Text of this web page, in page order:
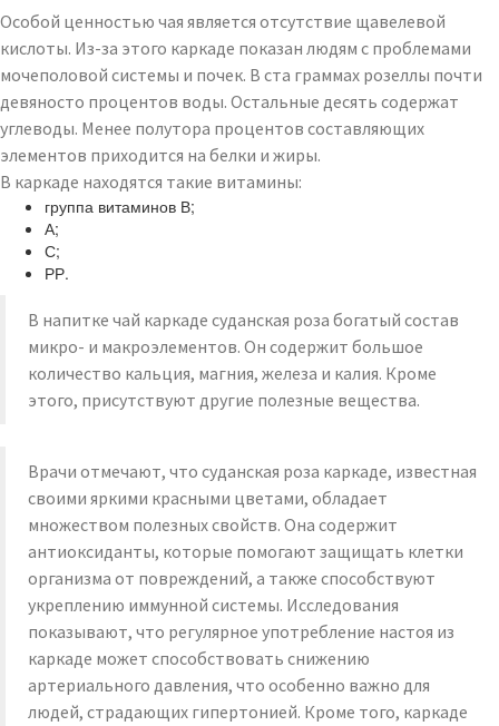
Особой ценностью чая является отсутствие щавелевой
кислоты. Из-за этого каркаде показан людям с проблемами
мочеполовой системы и почек. В ста граммах розеллы почти
девяносто процентов воды. Остальные десять содержат
углеводы. Менее полутора процентов составляющих
элементов приходится на белки и жиры.
В каркаде находятся такие витамины:
группа витаминов В;
А;
С;
РР.
В напитке чай каркаде суданская роза богатый состав
микро- и макроэлементов. Он содержит большое
количество кальция, магния, железа и калия. Кроме
этого, присутствуют другие полезные вещества.
Врачи отмечают, что суданская роза каркаде, известная
своими яркими красными цветами, обладает
множеством полезных свойств. Она содержит
антиоксиданты, которые помогают защищать клетки
организма от повреждений, а также способствуют
укреплению иммунной системы. Исследования
показывают, что регулярное употребление настоя из
каркаде может способствовать снижению
артериального давления, что особенно важно для
людей, страдающих гипертонией. Кроме того, каркаде